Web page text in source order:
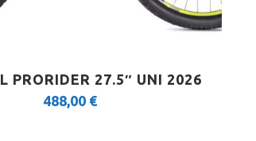
PRORIDER 27.5″ UNI 2026
488,00 €